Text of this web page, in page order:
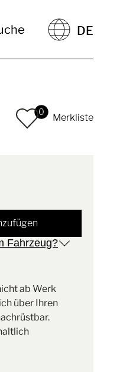
DE
0
Merkliste
Fahrzeug?
ab Werk
über Ihren